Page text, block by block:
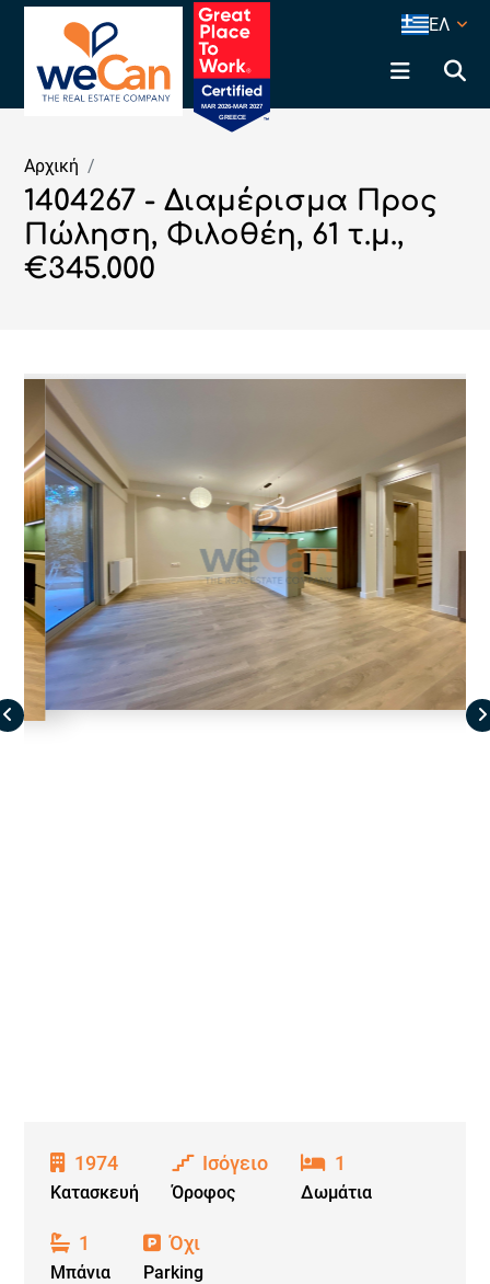
ΕΛ
Αρχική
1404267 - Διαμέρισμα Προς
Πώληση, Φιλοθέη, 61 τ.μ.,
€345.000
1974
Κατασκευή
Ισόγειο
Όροφος
1
Δωμάτια
1
Μπάνια
Όχι
Parking